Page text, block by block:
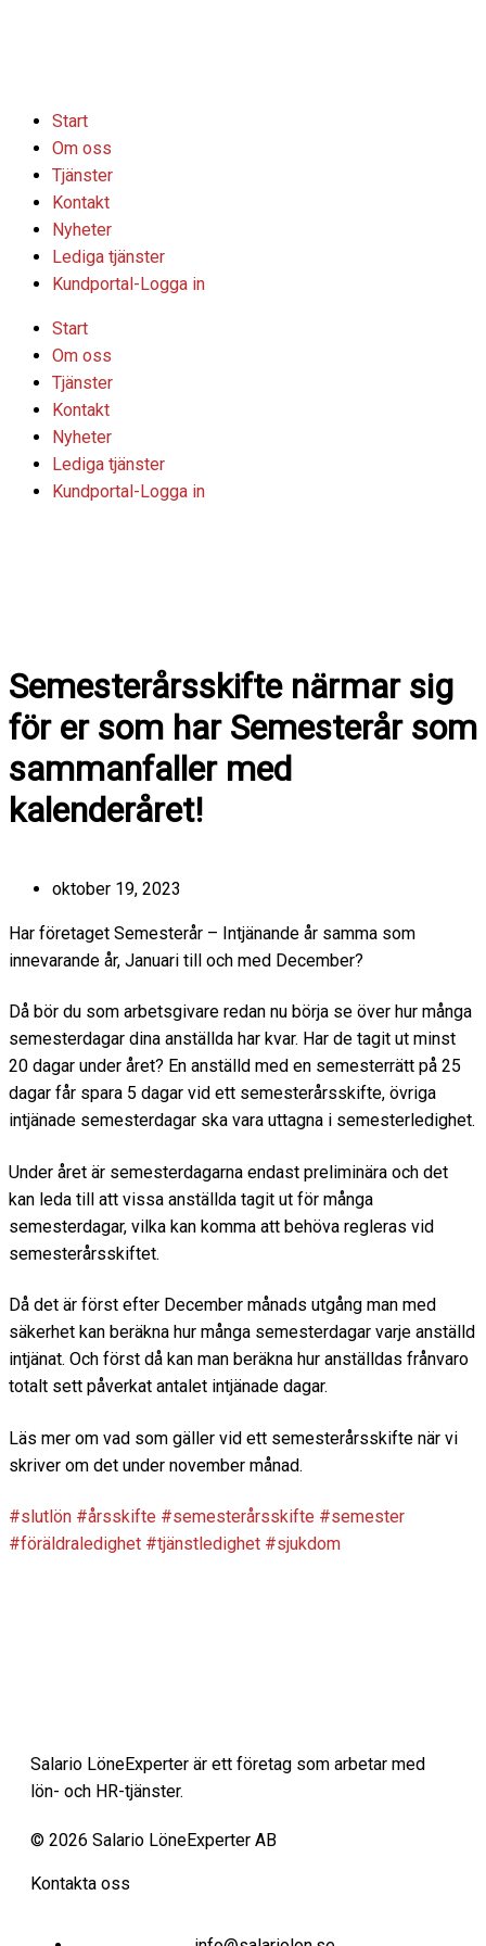
Start
Om oss
Tjänster
Kontakt
Nyheter
Lediga tjänster
Kundportal-Logga in
Start
Om oss
Tjänster
Kontakt
Nyheter
Lediga tjänster
Kundportal-Logga in
s
t
a
r
a
m
n
k
e
i
n
Semesterårsskifte närmar sig
för er som har Semesterår som
sammanfaller med
kalenderåret!
oktober 19, 2023
Har företaget Semesterår – Intjänande år samma som
innevarande år, Januari till och med December?
Då bör du som arbetsgivare redan nu börja se över hur många
semesterdagar dina anställda har kvar. Har de tagit ut minst
20 dagar under året? En anställd med en semesterrätt på 25
dagar får spara 5 dagar vid ett semesterårsskifte, övriga
intjänade semesterdagar ska vara uttagna i semesterledighet.
Under året är semesterdagarna endast preliminära och det
kan leda till att vissa anställda tagit ut för många
semesterdagar, vilka kan komma att behöva regleras vid
semesterårsskiftet.
Då det är först efter December månads utgång man med
säkerhet kan beräkna hur många semesterdagar varje anställd
intjänat. Och först då kan man beräkna hur anställdas frånvaro
totalt sett påverkat antalet intjänade dagar.
Läs mer om vad som gäller vid ett semesterårsskifte när vi
skriver om det under november månad.
#slutlön #årsskifte #semesterårsskifte #semester
#föräldraledighet #tjänstledighet #sjukdom
Salario LöneExperter är ett företag som arbetar med
lön- och HR-tjänster.
© 2026 Salario LöneExperter AB
Kontakta oss